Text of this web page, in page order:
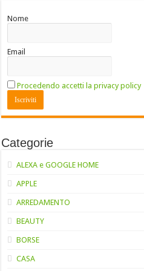
Nome
Email
Procedendo accetti la privacy policy
Categorie
ALEXA e GOOGLE HOME
APPLE
ARREDAMENTO
BEAUTY
BORSE
CASA